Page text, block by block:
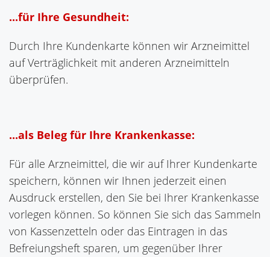
...für Ihre Gesundheit:
Durch Ihre Kundenkarte können wir Arzneimittel
auf Verträglichkeit mit anderen Arzneimitteln
überprüfen.
...als Beleg für Ihre Krankenkasse:
Für alle Arzneimittel, die wir auf Ihrer Kundenkarte
speichern, können wir Ihnen jederzeit einen
Ausdruck erstellen, den Sie bei Ihrer Krankenkasse
vorlegen können. So können Sie sich das Sammeln
von Kassenzetteln oder das Eintragen in das
Befreiungsheft sparen, um gegenüber Ihrer